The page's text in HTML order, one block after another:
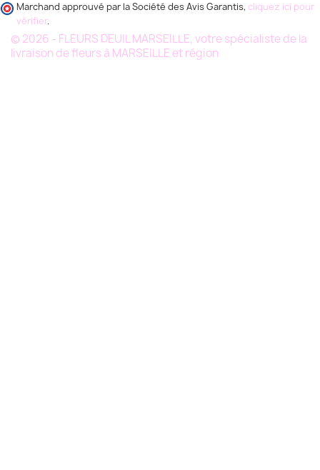
Marchand approuvé par la Société des Avis Garantis, cliquez ici pour
vérifier.
© 2026 - FLEURS DEUIL MARSEILLE, votre spécialiste de la
livraison de fleurs à MARSEILLE et région